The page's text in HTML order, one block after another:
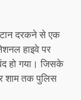
दरकने से एक
हाइवे पर
हो गया। जिसके
शाम तक पुलिस